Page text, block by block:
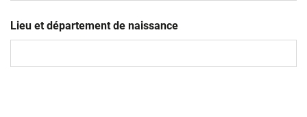
slash
MM
Lieu et département de naissance